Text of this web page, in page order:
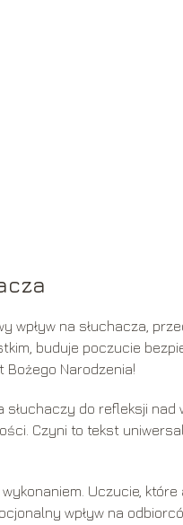
wpływ na słuchacza,
buduje poczucie
Narodzenia!
do refleksji nad
Czyni to tekst
Uczucie,
wpływ na